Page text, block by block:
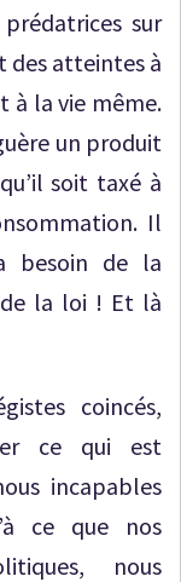
sur
des atteintes à
à la vie même.
un produit
soit taxé à
Il
besoin de la
la loi ! Et là
coincés,
ce qui est
incapables
ce que nos
nous